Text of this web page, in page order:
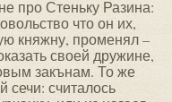
про Стеньку Разина:
что он их,
княжну, променял –
своей дружине,
закънам. То же
сечи: считалось